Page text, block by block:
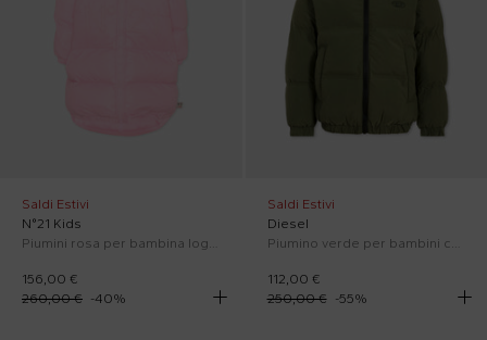
Saldi Estivi
N°21 Kids
Piumini rosa per bambina logo N°21
156,00 €
260,00 € -40%
Saldi Estivi
Diesel
Piumino verde per bambini con logo
112,00 €
250,00 €
-55%